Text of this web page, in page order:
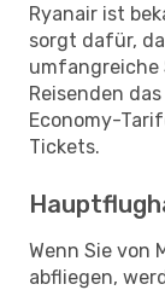
Ryanair ist
sorgt dafür,
Reisenden
Economy-
Tickets.
Wenn Sie von
abfliegen,